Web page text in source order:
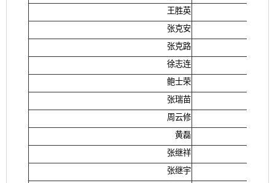
王胜英
张克安
张克路
徐志连
鲍士荣
张瑞苗
周云修
黄磊
张继祥
张继宇